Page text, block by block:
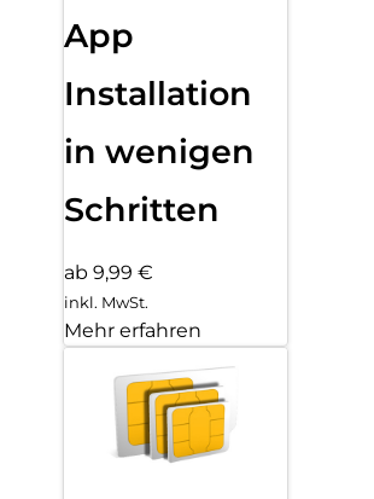
App
Installation
in wenigen
Schritten
ab 9,99 €
inkl. MwSt.
Mehr erfahren